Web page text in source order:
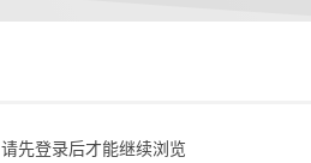
请先登录后才能继续浏览